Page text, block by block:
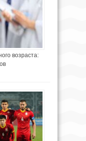
возраста: